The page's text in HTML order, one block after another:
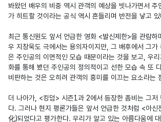
봐왔던 배우의 비중 역시 관객의 예상을 빗나가면서 주
가 히트할 것이라는 공식 역시 흔들리며 반전을 낳고
최근 통신원도 앞서 언급한 영화 <발신제한>을 관람하
우 지창욱도 극에서는 용의자이지만, 그 배후에서 그가
은 주인공의 이면적인 모습 때문이라는 것을 보고, 우
화를 통해 봤던 주인공의 정의적이고 선한 모습 속 또
비판하는 것은 오히려 관객의 흥미를 이끄는 요소라는
더 나아가, <킹덤> 시즌1과 2에서 등장한 좀비는 그저
다. 그러나 현지 평론가들은 앞서 언급한 것처럼 <아신
化)되었다고 평가한다. 우리가 알고 있는 아름다움에